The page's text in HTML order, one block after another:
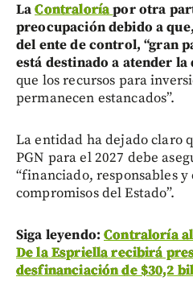
LaContraloríapor otra
preocupación debido a
del ente de control, “gran
está destinado a atender
que los recursos para
permanecen estancados”.
La entidad ha dejado claro
PGN para el 2027 debe
“financiado, responsables
compromisos del Estado”.
Siga leyendo:Contraloría
De la Espriella recibirá
desfinanciación de $30,2